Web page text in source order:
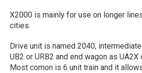
X2000 is mainly for use on longer
cities.
Drive unit is named 2040,
UB2 or URB2 and end wagon as UA2X
Most comon is 6 unit train and it